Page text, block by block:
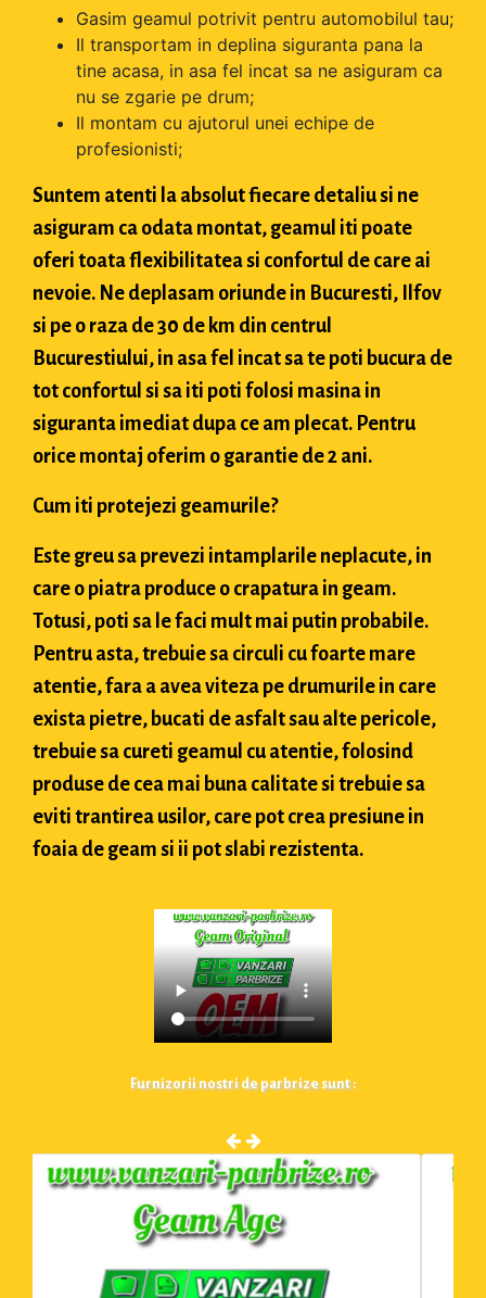
Gasim geamul potrivit pentru automobilul tau;
Il transportam in deplina siguranta pana la
tine acasa, in asa fel incat sa ne asiguram ca
nu se zgarie pe drum;
Il montam cu ajutorul unei echipe de
profesionisti;
Suntem atenti la absolut fiecare detaliu si ne
asiguram ca odata montat, geamul iti poate
oferi toata flexibilitatea si confortul de care ai
nevoie. Ne deplasam oriunde in Bucuresti, Ilfov
si pe o raza de 30 de km din centrul
Bucurestiului, in asa fel incat sa te poti bucura de
tot confortul si sa iti poti folosi masina in
siguranta imediat dupa ce am plecat. Pentru
orice montaj oferim o garantie de 2 ani.
Cum iti protejezi geamurile?
Este greu sa prevezi intamplarile neplacute, in
care o piatra produce o crapatura in geam.
Totusi, poti sa le faci mult mai putin probabile.
Pentru asta, trebuie sa circuli cu foarte mare
atentie, fara a avea viteza pe drumurile in care
exista pietre, bucati de asfalt sau alte pericole,
trebuie sa cureti geamul cu atentie, folosind
produse de cea mai buna calitate si trebuie sa
eviti trantirea usilor, care pot crea presiune in
foaia de geam si ii pot slabi rezistenta.
Furnizorii nostri de parbrize sunt :